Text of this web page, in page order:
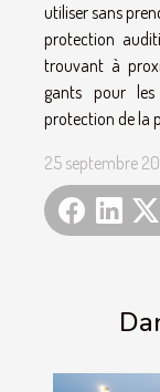
utiliser sans
protection
trouvant à
gants pour
protection de la
25 septembre